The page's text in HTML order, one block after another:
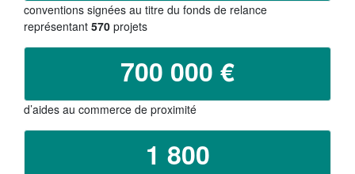
Les services
L'Assemblée départementale
Histoire des Départements
Le budget 2026
Priorités et grands projets 2026
conventions signées au titre du fonds de relance
représentant 570 projets
700 000 €
d’aides au commerce de proximité
1 800